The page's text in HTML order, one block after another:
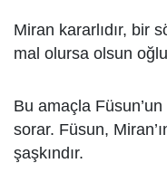
Miran kararlıdır, bir
mal olursa olsun
Bu amaçla Füsun’un
sorar. Füsun,
şaşkındır.